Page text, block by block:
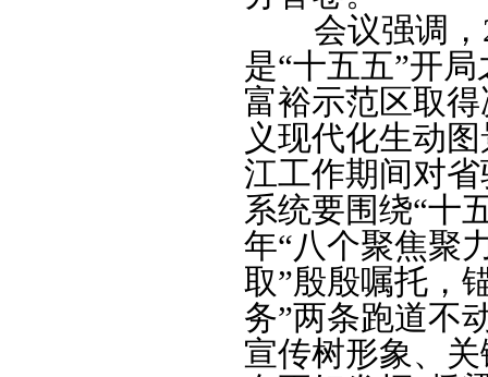
会议强调，
是“十五五”开
富裕示范区取
义现代化生动
江工作期间对
系统要围绕“十
年“八个聚焦聚
取”殷殷嘱托，
务”两条跑道不
宣传树形象、